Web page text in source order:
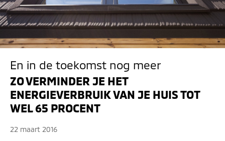
En in de toekomst nog meer
ZO VERMINDER JE HET
ENERGIEVERBRUIK VAN JE HUIS TOT
WEL 65 PROCENT
22 maart 2016